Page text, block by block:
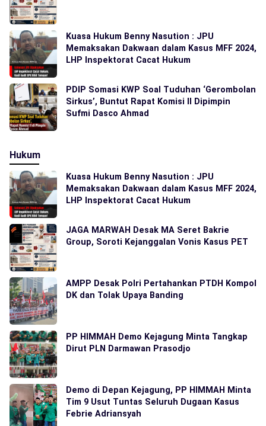
Kuasa Hukum Benny Nasution : JPU
Memaksakan Dakwaan dalam Kasus MFF 2024,
LHP Inspektorat Cacat Hukum
PDIP Somasi KWP Soal Tuduhan ‘Gerombolan
Sirkus’, Buntut Rapat Komisi II Dipimpin
Sufmi Dasco Ahmad
Hukum
Kuasa Hukum Benny Nasution : JPU
Memaksakan Dakwaan dalam Kasus MFF 2024,
LHP Inspektorat Cacat Hukum
JAGA MARWAH Desak MA Seret Bakrie
Group, Soroti Kejanggalan Vonis Kasus PET
AMPP Desak Polri Pertahankan PTDH Kompol
DK dan Tolak Upaya Banding
PP HIMMAH Demo Kejagung Minta Tangkap
Dirut PLN Darmawan Prasodjo
Demo di Depan Kejagung, PP HIMMAH Minta
Tim 9 Usut Tuntas Seluruh Dugaan Kasus
Febrie Adriansyah